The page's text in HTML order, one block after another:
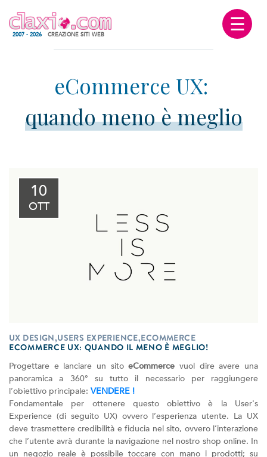
2007 - 2026 CREAZIONE SITI WEB ☰
quando meno è meglio
10
OTT
UX DESIGN,USERS EXPERIENCE,ECOMMERCE
ECOMMERCE UX: QUANDO IL MENO È MEGLIO!
Progettare e lanciare un sitoeCommerce vuol dire avere una
panoramica a 360° su tutto il necessario per raggiungere
l’obiettivo principale: VENDERE !
Fondamentale per ottenere questo obiettivo è la User's
Experience (di seguito UX) ovvero l’esperienza utente. La UX
deve trasmettere credibilità e fiducia nel sito, ovvero l’interazione
che l’utente avrà durante la navigazione nel nostro shop online. In
un negozio reale è possibile toccare con mano i prodotti; su